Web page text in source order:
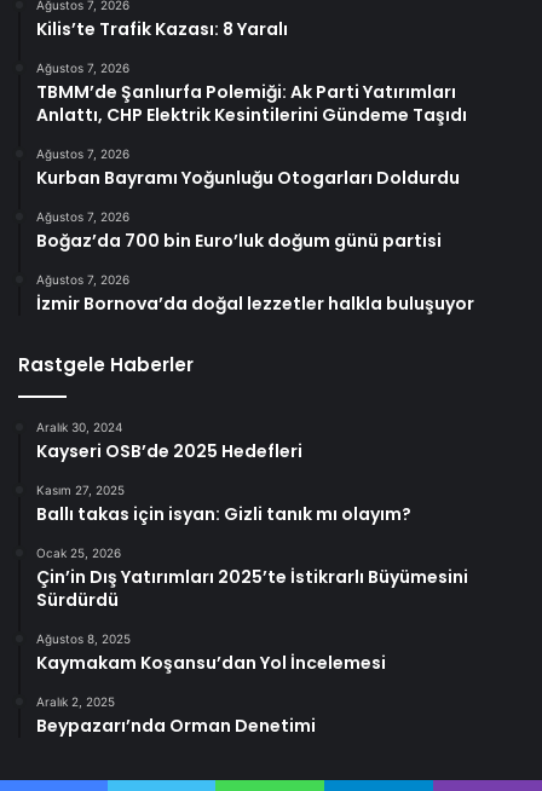
Ağustos 7, 2026
Kilis’te Trafik Kazası: 8 Yaralı
Ağustos 7, 2026
TBMM’de Şanlıurfa Polemiği: Ak Parti Yatırımları
Anlattı, CHP Elektrik Kesintilerini Gündeme Taşıdı
Ağustos 7, 2026
Kurban Bayramı Yoğunluğu Otogarları Doldurdu
Ağustos 7, 2026
Boğaz’da 700 bin Euro’luk doğum günü partisi
Ağustos 7, 2026
İzmir Bornova’da doğal lezzetler halkla buluşuyor
Rastgele Haberler
Aralık 30, 2024
Kayseri OSB’de 2025 Hedefleri
Kasım 27, 2025
Ballı takas için isyan: Gizli tanık mı olayım?
Ocak 25, 2026
Çin’in Dış Yatırımları 2025’te İstikrarlı Büyümesini
Sürdürdü
Ağustos 8, 2025
Kaymakam Koşansu’dan Yol İncelemesi
Aralık 2, 2025
Beypazarı’nda Orman Denetimi